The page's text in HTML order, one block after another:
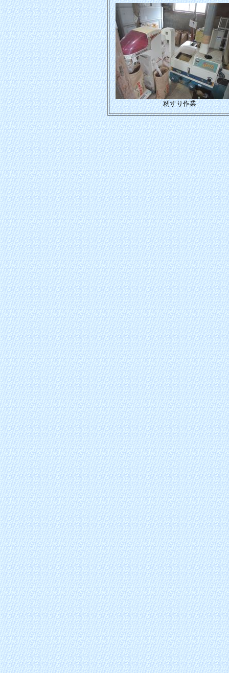
籾すり作業